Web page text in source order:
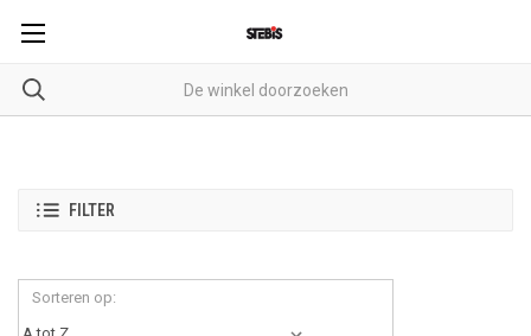
FILTER
Sorteren op: